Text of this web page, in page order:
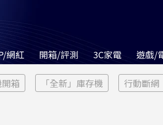
網紅 開箱/評測 3C家電 遊戲/
箱 「全新」庫存機 行動斷網